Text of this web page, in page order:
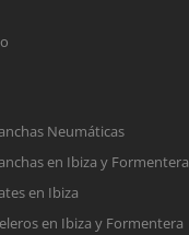
Neumáticas
en Ibiza y Formentera
en Ibiza
en Ibiza y Formentera